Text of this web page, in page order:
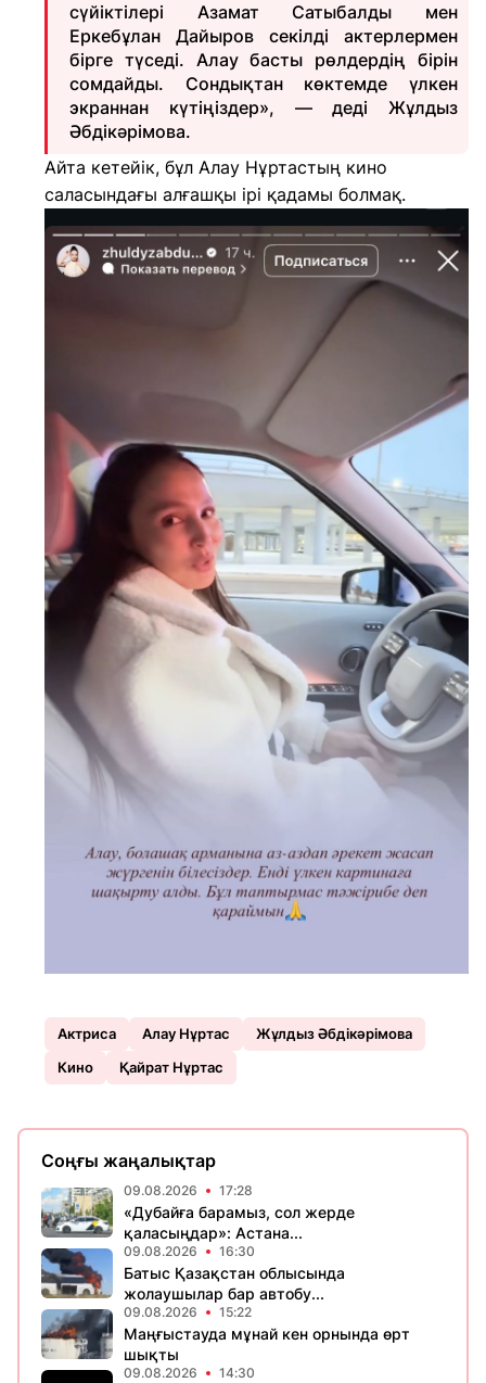
сүйіктілері Азамат Сатыбалды мен
Еркебұлан Дайыров секілді актерлермен
бірге түседі. Алау басты рөлдердің бірін
сомдайды. Сондықтан көктемде үлкен
экраннан күтіңіздер», — деді Жұлдыз
Әбдікәрімова.
Айта кетейік, бұл Алау Нұртастың кино
саласындағы алғашқы ірі қадамы болмақ.
Актриса Алау Нұртас
Жұлдыз Әбдікәрімова
Кино
Қайрат Нұртас
Соңғы жаңалықтар
09.08.2026 17:28
«Дубайға барамыз, сол жерде
қаласыңдар»: Астана...
09.08.2026 16:30
Батыс Қазақстан облысында
жолаушылар бар автобу...
09.08.2026 15:22
Маңғыстауда мұнай кен орнында өрт
шықты
09.08.2026 14:30